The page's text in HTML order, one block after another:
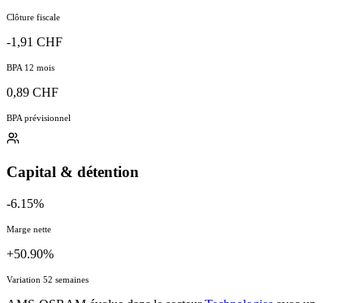
Clôture fiscale
-1,91 CHF
BPA 12 mois
0,89 CHF
BPA prévisionnel
Capital & détention
-6.15%
Marge nette
+50.90%
Variation 52 semaines